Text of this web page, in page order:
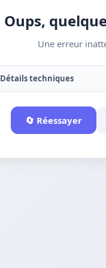
Oups,
Une erreur
Détails techniques
🔄 Réessayer